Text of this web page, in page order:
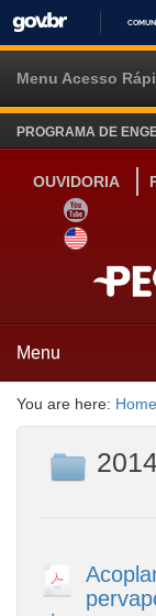
Menu Acesso
PROGRAMA DE
OUVIDORIA
YOUTUBE
SITE INGLÊS
Menu
You are here: Home